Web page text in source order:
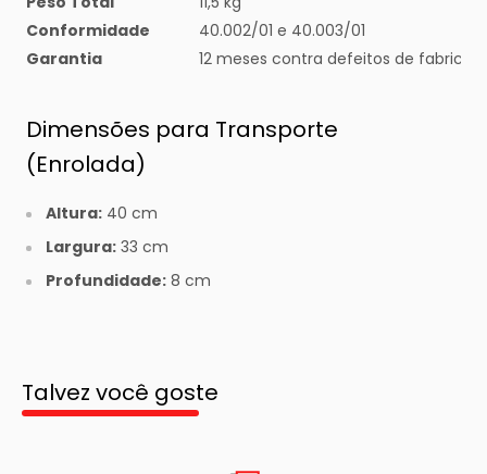
Conformidade
40.002/01 e 40.003/01
Garantia
12 meses contra defeitos de
Dimensões para Transporte
(Enrolada)
Altura: 40 cm
Largura: 33 cm
Profundidade: 8 cm
Talvez você goste